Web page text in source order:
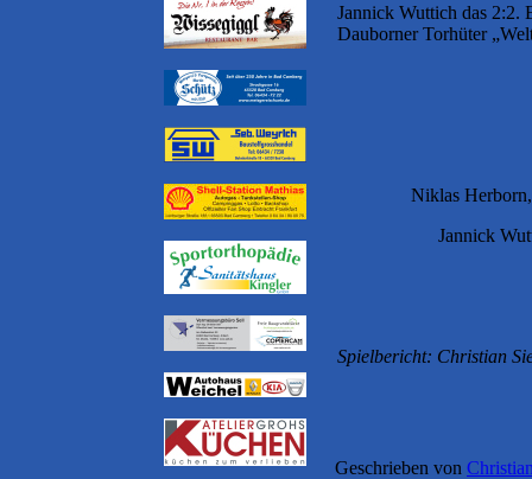
Jannick Wuttich das 2:2.
Dauborner Torhüter
Niklas
Jannick
Spielbericht: Christian
Geschrieben von